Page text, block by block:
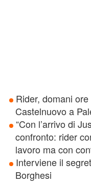
Rider, domani
Castelnuovo a
“Con l’arrivo di
confronto: rider
lavoro ma con
Interviene il
Borghesi